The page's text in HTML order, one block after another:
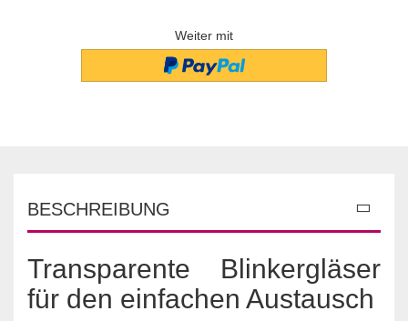
Weiter mit
BESCHREIBUNG
Transparente Blinkergläser
für den einfachen Austausch